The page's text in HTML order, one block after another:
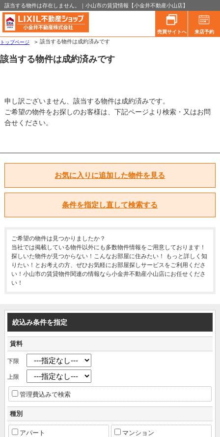
該当する物件は存在しません。｜小山市の賃貸情報【小金井不動産小山店】
売買サイトへ
来店予約
トップページ
該当する物件は成約済みです
該当する物件は成約済みです
申し訳ございません、該当する物件は成約済みです。
ご希望の物件をお探しのお客様は、下記ページより検索・又はお問
合せください。
お気に入りに追加した物件を見る
条件を指定し直して検索する
ご希望の物件は見つかりましたか？
当社では掲載している物件以外にも多数物件情報をご用意しております！
探しいた物件が見つからない！こんなお部屋に住みたい！ もっと詳しく知
りたい！とお考えの方、ぜひお気軽にお部屋探しサービスをご利用くださ
い！小山市の賃貸物件関連の情報なら小金井不動産小山店にお任せくださ
い！
絞込み条件を指定
賃料
下限
上限
管理費込みで検索
種別
アパート マンション